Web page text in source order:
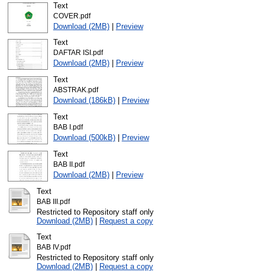
Text
COVER.pdf
Download (2MB)| Preview
Text
DAFTAR ISI.pdf
Download (2MB)|
Preview
Text
ABSTRAK.pdf
Download (186kB)|
Preview
Text
BAB I.pdf
Download (500kB)|
Preview
Text
BAB II.pdf
Download (2MB)|
Preview
Text
BAB III.pdf
Restricted to Repository staff only
Download (2MB)| Request a copy
Text
BAB IV.pdf
Restricted to Repository staff only
Download (2MB)|
Request a copy